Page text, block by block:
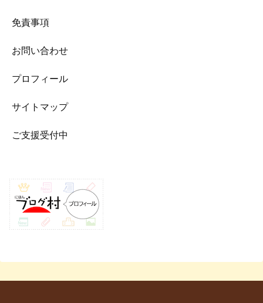
免責事項
お問い合わせ
プロフィール
サイトマップ
ご支援受付中